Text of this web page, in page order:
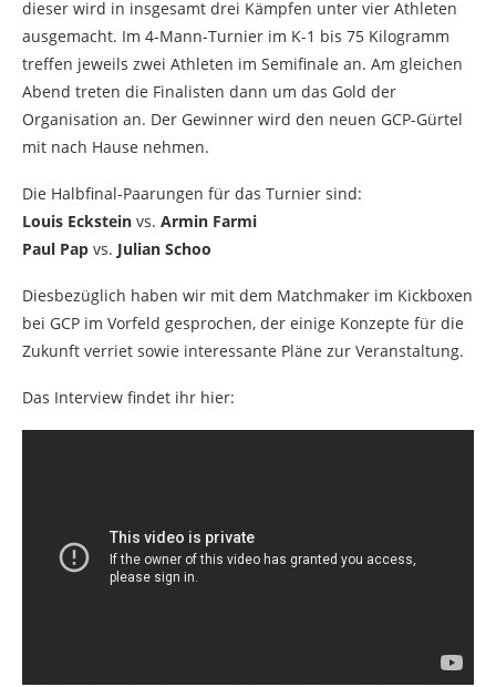
dieser wird in insgesamt drei Kämpfen unter vier Athleten
ausgemacht. Im 4-Mann-Turnier im K-1 bis 75 Kilogramm
treffen jeweils zwei Athleten im Semifinale an. Am gleichen
Abend treten die Finalisten dann um das Gold der
Organisation an. Der Gewinner wird den neuen GCP-Gürtel
mit nach Hause nehmen.
Die Halbfinal-Paarungen für das Turnier sind:
Louis Eckstein vs. Armin Farmi
Paul Pap vs. Julian Schoo
Diesbezüglich haben wir mit dem Matchmaker im Kickboxen
bei GCP im Vorfeld gesprochen, der einige Konzepte für die
Zukunft verriet sowie interessante Pläne zur Veranstaltung.
Das Interview findet ihr hier: